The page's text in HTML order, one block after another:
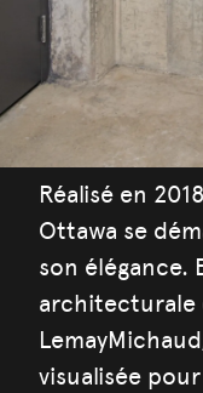
Réalisé en
Ottawa se
son élégance.
architecturale
visualisée